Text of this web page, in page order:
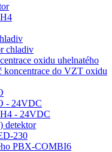
chladiv
oxidu uhelnatého
do VZT oxidu
- 24VDC
- 24VDC
detektor
230
PBX-COMBI6